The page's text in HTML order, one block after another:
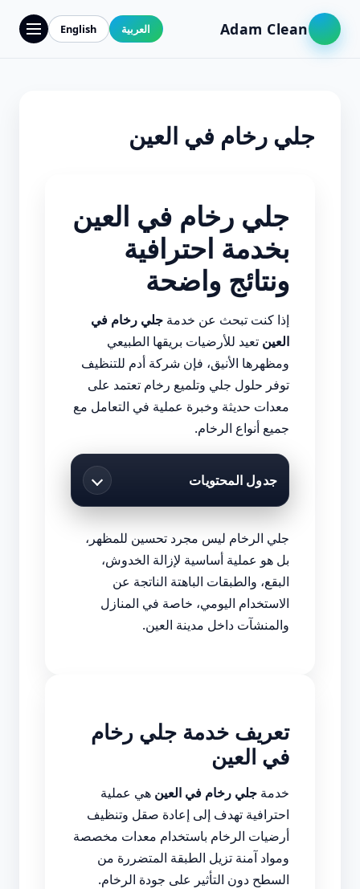
Adam Clean العربية English
جلي رخام في العين
جلي رخام في العين
بخدمة احترافية
ونتائج واضحة
إذا كنت تبحث عن خدمة جلي رخام في
العين تعيد للأرضيات بريقها الطبيعي
ومظهرها الأنيق، فإن شركة أدم للتنظيف
توفر حلول جلي وتلميع رخام تعتمد على
معدات حديثة وخبرة عملية في التعامل مع
جميع أنواع الرخام.
جدول المحتويات
جلي الرخام ليس مجرد تحسين للمظهر،
بل هو عملية أساسية لإزالة الخدوش،
البقع، والطبقات الباهتة الناتجة عن
الاستخدام اليومي، خاصة في المنازل
والمنشآت داخل مدينة العين.
تعريف خدمة جلي رخام
في العين
خدمة جلي رخام في العين هي عملية
احترافية تهدف إلى إعادة صقل وتنظيف
أرضيات الرخام باستخدام معدات مخصصة
ومواد آمنة تزيل الطبقة المتضررة من
السطح دون التأثير على جودة الرخام.